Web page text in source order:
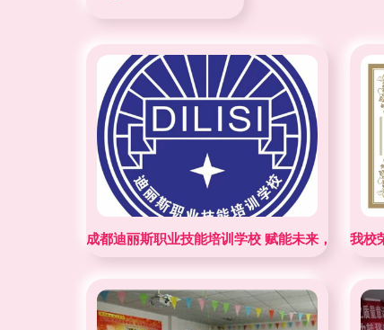
成都迪丽斯职业技能培训学校 赋能未来，技能成
我校